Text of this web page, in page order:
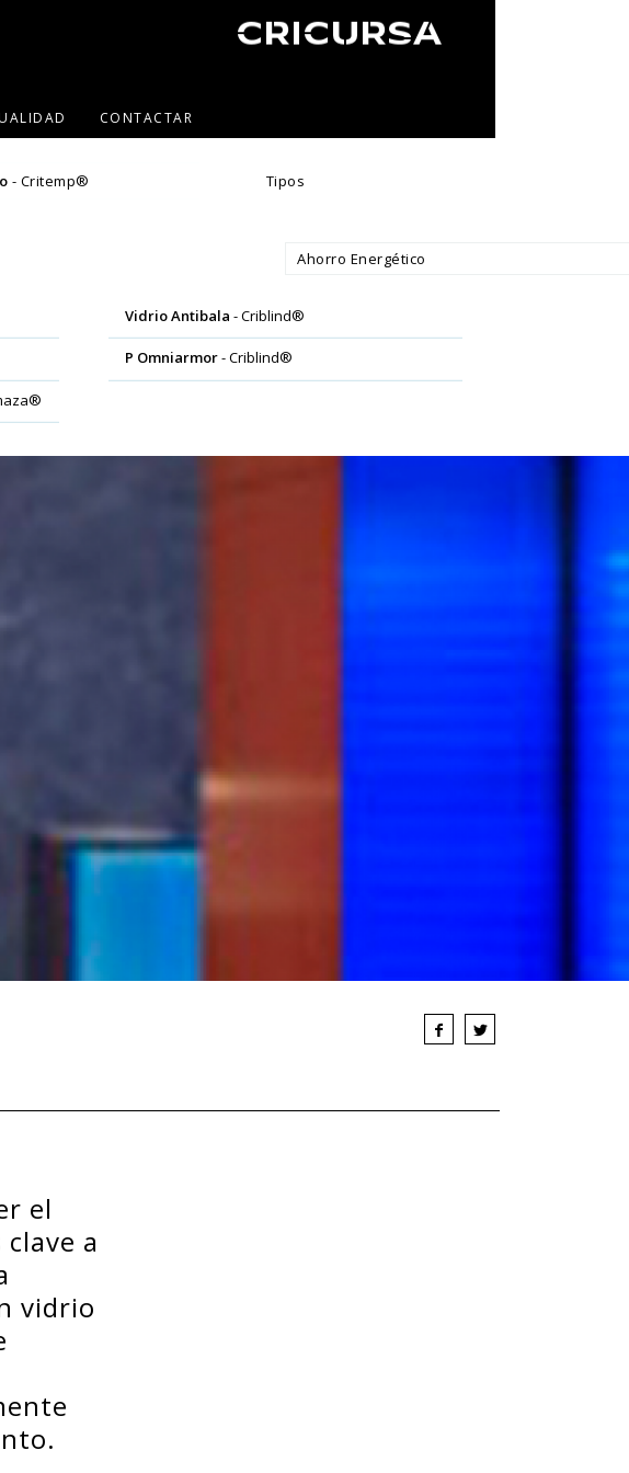
CONTACTAR
- Critemp® Tipos
Ahorro Energético
Vidrio Antibala - Criblind®
P Omniarmor- Criblind®
el
a
vidrio